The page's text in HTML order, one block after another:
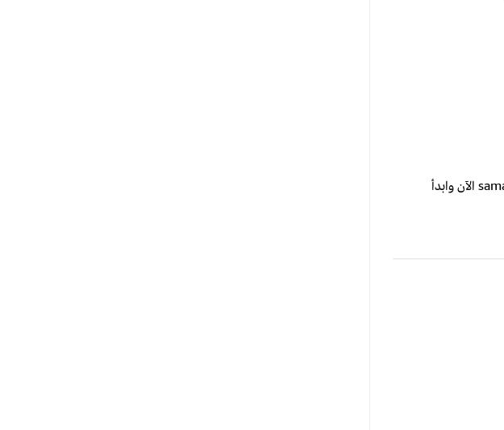
إذا كنت تفكر في إيجار مطبخ سحابي مع صالة للطعام، احصل على دراسة جدوى مطبخ سحابي للايجار من samadrasat الآن وابدأ